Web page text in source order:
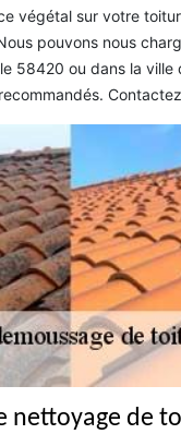
végétal sur votre
pouvons nous
58420 ou dans la ville
nettoyage de